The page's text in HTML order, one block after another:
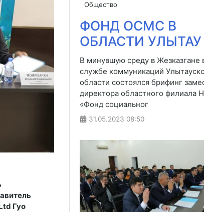
Гуо
Общество
ФОНД ОСМС В
ОБЛАСТИ УЛЫТАУ
В минувшую среду в Жезказгане
службе коммуникаций
области состоялся брифинг
директора областного филиала
«Фонд социальног
31.05.2023 08:50